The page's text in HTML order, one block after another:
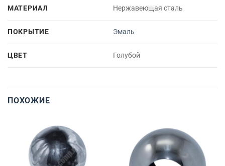
МАТЕРИАЛ Нержавеющая сталь
ПОКРЫТИЕ Эмаль
ЦВЕТ Голубой
ПОХОЖИЕ